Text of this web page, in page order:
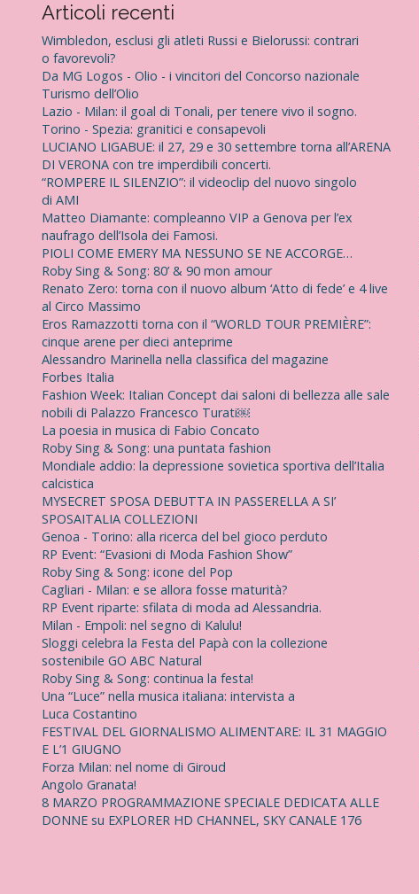
r
c
p
e
r
:
Articoli recenti
Wimbledon, esclusi gli atleti Russi e Bielorussi: contrari
o favorevoli?
Da MG Logos - Olio - i vincitori del Concorso nazionale
Turismo dell’Olio
Lazio - Milan: il goal di Tonali, per tenere vivo il sogno.
Torino - Spezia: granitici e consapevoli
LUCIANO LIGABUE: il 27, 29 e 30 settembre torna all’ARENA
DI VERONA con tre imperdibili concerti.
“ROMPERE IL SILENZIO”: il videoclip del nuovo singolo
di AMI
Matteo Diamante: compleanno VIP a Genova per l’ex
naufrago dell’Isola dei Famosi.
PIOLI COME EMERY MA NESSUNO SE NE ACCORGE…
Roby Sing & Song: 80’ & 90 mon amour
Renato Zero: torna con il nuovo album ‘Atto di fede’ e 4 live
al Circo Massimo
Eros Ramazzotti torna con il “WORLD TOUR PREMIÈRE”:
cinque arene per dieci anteprime
Alessandro Marinella nella classifica del magazine
Forbes Italia
Fashion Week: Italian Concept dai saloni di bellezza alle sale
nobili di Palazzo Francesco Turati￼
La poesia in musica di Fabio Concato
Roby Sing & Song: una puntata fashion
Mondiale addio: la depressione sovietica sportiva dell’Italia
calcistica
MYSECRET SPOSA DEBUTTA IN PASSERELLA A SI’
SPOSAITALIA COLLEZIONI
Genoa - Torino: alla ricerca del bel gioco perduto
RP Event: “Evasioni di Moda Fashion Show”
Roby Sing & Song: icone del Pop
Cagliari - Milan: e se allora fosse maturità?
RP Event riparte: sfilata di moda ad Alessandria.
Milan - Empoli: nel segno di Kalulu!
Sloggi celebra la Festa del Papà con la collezione
sostenibile GO ABC Natural
Roby Sing & Song: continua la festa!
Una “Luce” nella musica italiana: intervista a
Luca Costantino
FESTIVAL DEL GIORNALISMO ALIMENTARE: IL 31 MAGGIO
E L’1 GIUGNO
Forza Milan: nel nome di Giroud
Angolo Granata!
8 MARZO PROGRAMMAZIONE SPECIALE DEDICATA ALLE
DONNE su EXPLORER HD CHANNEL, SKY CANALE 176